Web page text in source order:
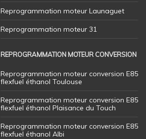
Reprogrammation moteur Launaguet
Reprogrammation moteur 31
REPROGRAMMATION MOTEUR CONVERSION
Reprogrammation moteur conversion E85
flexfuel éthanol Toulouse
Reprogrammation moteur conversion E85
flexfuel éthanol Plaisance du Touch
Reprogrammation moteur conversion E85
flexfuel éthanol Albi